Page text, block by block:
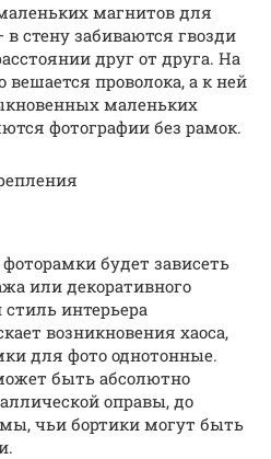
магнитов для
стену забиваются гвозди
друг от друга. На
вешается проволока, а к ней
маленьких
фотографии без рамок.
будет зависеть
или декоративного
интерьера
возникновения хаоса,
для фото однотонные.
быть абсолютно
оправы, до
чьи бортики могут быть